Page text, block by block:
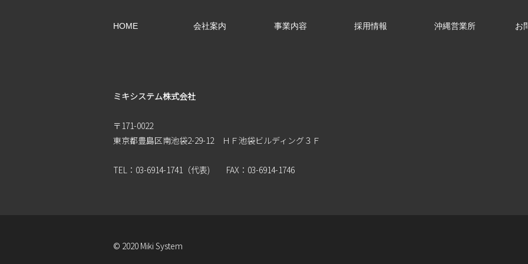
HOME 会社案内 事業内容 採用情報 沖縄営業所 お
ミキシステム株式会社
〒171-0022
東京都豊島区南池袋2-29-12 ＨＦ池袋ビルディング３Ｆ
TEL：03-6914-1741（代表) FAX：03-6914-1746
© 2020 Miki System